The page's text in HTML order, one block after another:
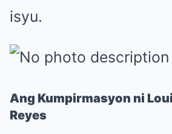
isyu.
Ang Kumpirmasyon ni
Reyes